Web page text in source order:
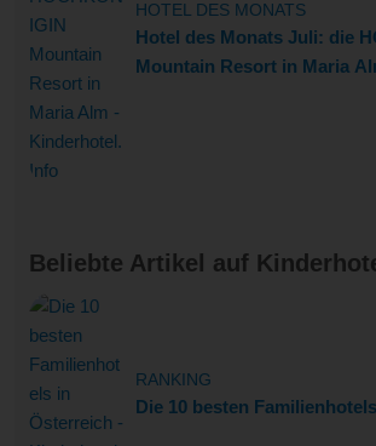
HOTEL DES MONATS
Hotel des Monats Juli: die
Mountain Resort in Maria
Beliebte Artikel auf
RANKING
Die 10 besten